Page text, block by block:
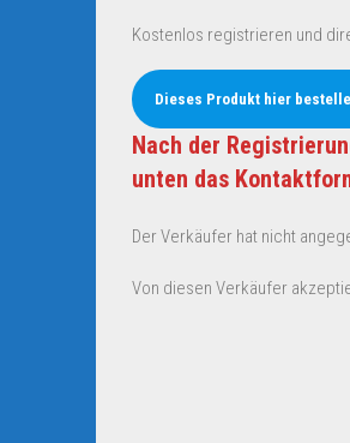
Kostenlos registrieren und
Dieses Produkt hier
Nach der
unten das
Der Verkäufer hat nicht
Von diesen Verkäufer